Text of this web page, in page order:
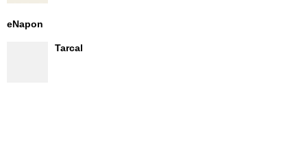
eNapon
Tarcal